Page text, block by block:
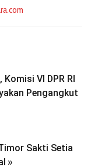
VI DPR RI
Pengangkut
Sakti Setia
»